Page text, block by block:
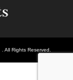
. All Rights Reserved.